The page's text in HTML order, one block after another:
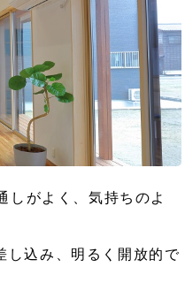
しがよく、気持ちのよ
し込み、明るく開放的で